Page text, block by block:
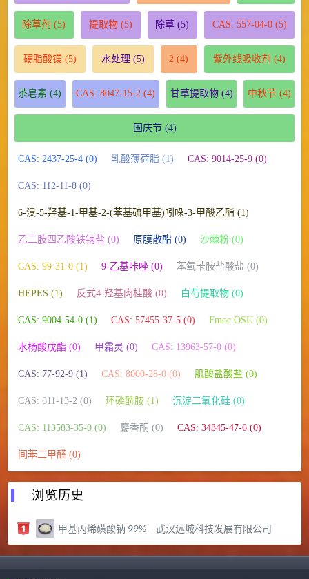
除草剂 (5) 提取物(5) 除草 (5) CAS: 557-04-0(5)
硬脂酸镁(5) 水处理 (5) 2 (4) 紫外线吸收剂 (4)
茶皂素 (4) CAS: 8047-15-2 (4) 甘草提取物(4) 中秋节(4)
国庆节(4)
CAS: 2437-25-4 (0) 乳酸薄荷脂 (1) CAS: 9014-25-9 (0)
CAS: 112-11-8 (0)
6-溴-5-羟基-1-甲基-2-(苯基硫甲基)吲哚-3-甲酸乙酯 (1)
乙二胺四乙酸铁钠盐 (0) 原膜散酯 (0) 沙棘粉 (0)
CAS: 99-31-0 (1) 9-乙基咔唑 (0) 苯氧苄胺盐酸盐 (0)
HEPES (1) 反式4-羟基肉桂酸 (0) 白芍提取物 (0)
CAS: 9004-54-0 (1) CAS: 57455-37-5 (0) Fmoc OSU (0)
水杨酸戊酯 (0) 甲霜灵 (0) CAS: 13963-57-0 (0)
CAS: 77-92-9 (1) CAS: 8000-28-0 (0) 肌酸盐酸盐 (0)
CAS: 611-13-2 (0) 环磷酰胺 (1) 沉淀二氧化硅 (0)
CAS: 113583-35-0 (0) 麝香酮 (0) CAS: 34345-47-6 (0)
间苯二甲醛 (0)
浏览历史
甲基丙烯磺酸钠 99% – 武汉远城科技发展有限公司